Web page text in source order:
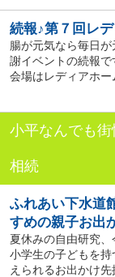
続報♪第７回レ
腸が元気なら毎日
謝イベントの続報で
会場はレディアホ
小平なんでも街
相続
ふれあい下水道
すめの親子お出
夏休みの自由研究
小学生の子どもを
えられるお出かけ先